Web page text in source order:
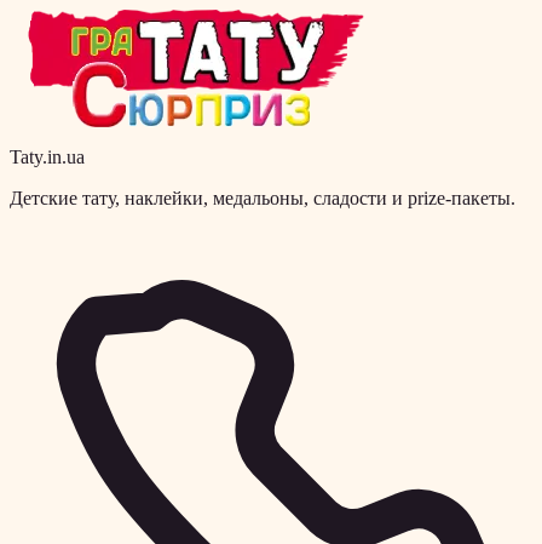
Taty.in.ua
Детские тату, наклейки, медальоны, сладости и prize-пакеты.